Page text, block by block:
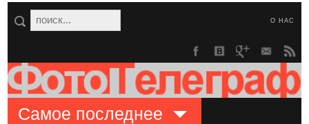
О НАС
Самое последнее